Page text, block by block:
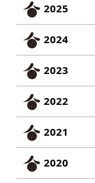
2025
2024
2023
2022
2021
2020